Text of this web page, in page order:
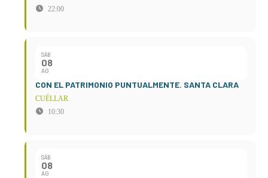
22:00
SÁB
08
AG
CON EL PATRIMONIO PUNTUALMENTE. SANTA CLARA
CUÉLLAR
10:30
SÁB
08
AG